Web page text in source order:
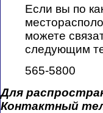
Если вы по
можете
следующим
565-5800
Для
Контактный